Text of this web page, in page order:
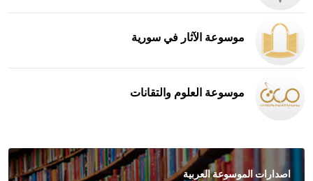
موسوعة الآثار في سورية
موسوعة العلوم والتقانات
اصدارات الموسوعة العربية